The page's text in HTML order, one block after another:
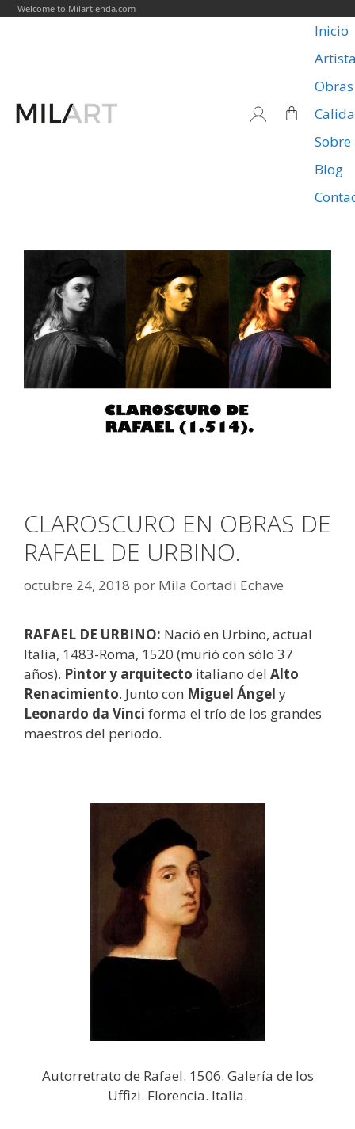
Welcome to Milartienda.com
Inicio
Obras
Blog
CLAROSCURO EN OBRAS DE
RAFAEL DE URBINO.
octubre 24, 2018 por Mila Cortadi Echave
RAFAEL DE URBINO: Nació en Urbino, actual
Italia, 1483-Roma, 1520 (murió con sólo 37
años). Pintor y arquitecto italiano del Alto
Renacimiento. Junto con Miguel Ángel y
Leonardo da Vinci forma el trío de los grandes
maestros del periodo.
Autorretrato de Rafael. 1506. Galería de los
Uffizi. Florencia. Italia.